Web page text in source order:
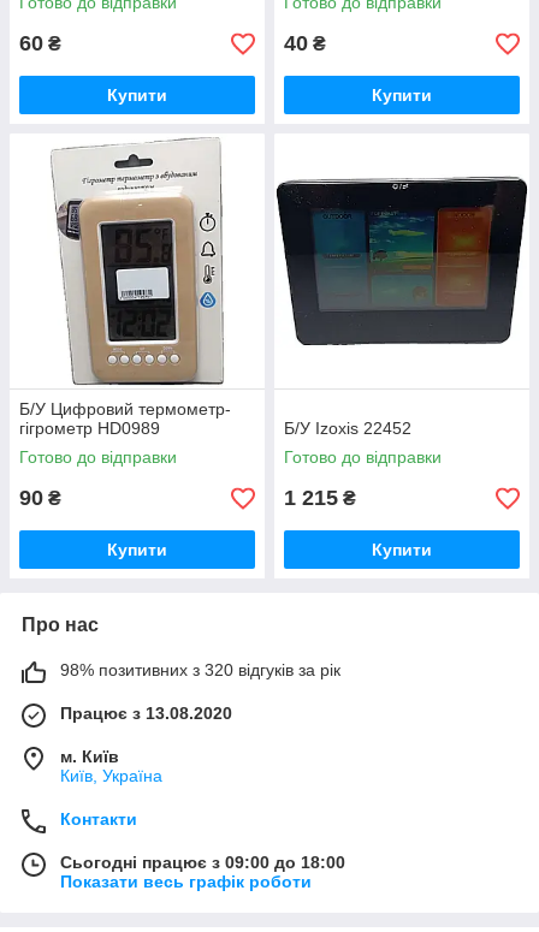
60 ₴
Купити
40 ₴
Купити
Б/У Цифровий термометр-
гігрометр HD0989
Готово до відправки
90 ₴
Купити
Б/У Izoxis 22452
Готово до відправки
1 215 ₴
Купити
Про нас
98% позитивних з 320 відгуків за рік
Працює з 13.08.2020
м. Київ
Київ, Україна
Контакти
Сьогодні працює з 09:00 до 18:00
Показати весь графік роботи